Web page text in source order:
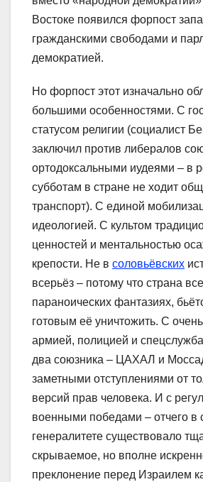
Востоке появился форпост
гражданскими свободами и
демократией.
Но форпост этот изначально
большими особенностями. С
статусом религии (социалист
заключил против либералов
ортодоксальными иудеями – в
субботам в стране не ходит
транспорт). С единой
идеологией. С культом
ценностей и ментальностью
крепости. Не в соловьёвских
всерьёз – потому что страна
параноических фантазиях,
готовым её уничтожить. С
армией, полицией и
два союзника – ЦАХАЛ и
заметными отступлениями от
версий прав человека. И с
военными победами – отчего в
генералитете существовало
скрываемое, но вполне
преклонение перед Израилем